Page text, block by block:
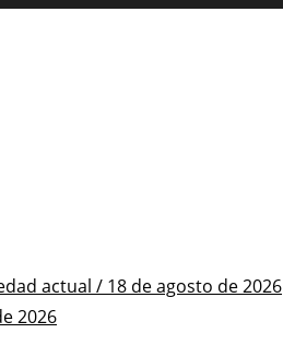
actual / 18 de agosto de 2026
2026